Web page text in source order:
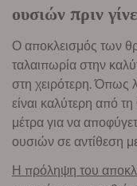
ουσιών πριν
Ο αποκλεισμός των
ταλαιπωρία στην
στη χειρότερη. Όπως
είναι καλύτερη από
μέτρα για να
ουσιών σε αντίθεση
Η πρόληψη του